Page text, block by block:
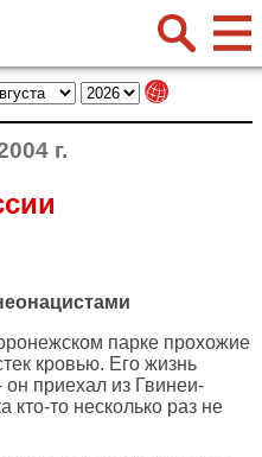
г.
парке прохожие
кровью. Его жизнь
он приехал из Гвинеи-
кто-то несколько раз не